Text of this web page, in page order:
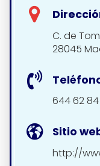
C. de
28045
644 62 84
Sitio
http://